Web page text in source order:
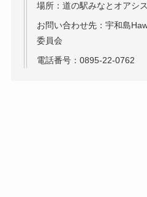
場所：道の駅みなとオアシ
お問い合わせ先：宇和島
委員会
電話番号：0895-22-0762